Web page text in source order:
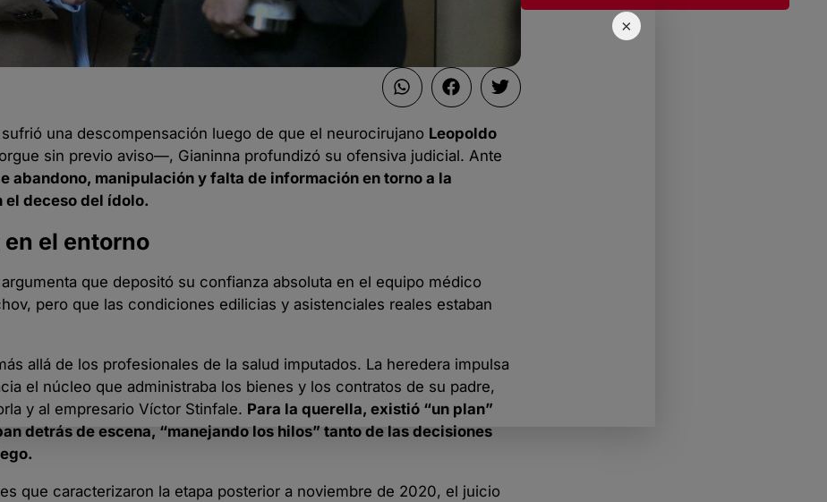
×
una descompensación luego de que el neurocirujano Leopoldo
sin previo aviso—, Gianinna profundizó su ofensiva judicial. Ante
abandono, manipulación y falta de información en torno a la
deceso del ídolo.
el entorno
que depositó su confianza absoluta en el equipo médico
pero que las condiciones edilicias y asistenciales reales estaban
allá de los profesionales de la salud imputados. La heredera impulsa
el núcleo que administraba los bienes y los contratos de su padre,
y al empresario Víctor Stinfale. Para la querella, existió “un plan”
detrás de escena, “manejando los hilos” tanto de las decisiones
que caracterizaron la etapa posterior a noviembre de 2020, el juicio